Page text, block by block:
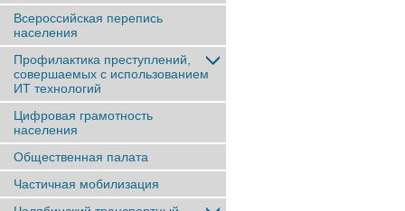
Всероссийская перепись
населения
Профилактика преступлений,
совершаемых с использованием
ИТ технологий
Цифровая грамотность
населения
Общественная палата
Частичная мобилизация